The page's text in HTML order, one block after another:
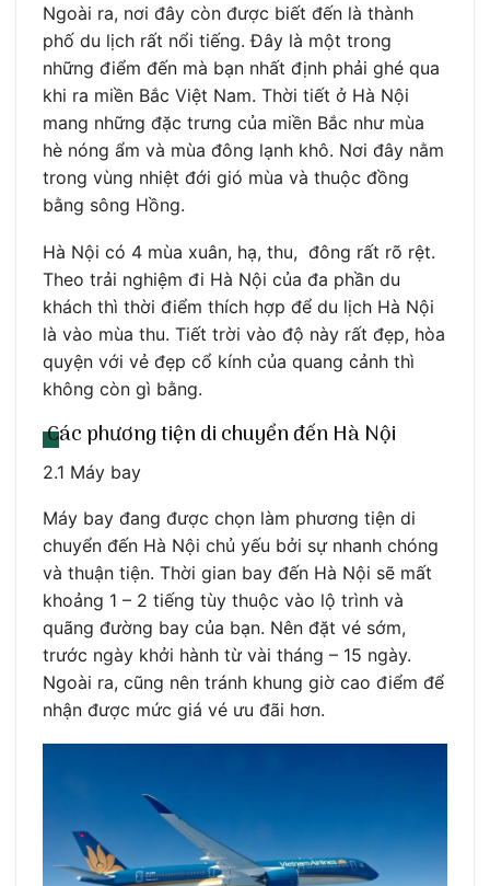
Ngoài ra, nơi đây còn được biết đến là thành
phố du lịch rất nổi tiếng. Đây là một trong
những điểm đến mà bạn nhất định phải ghé qua
khi ra miền Bắc Việt Nam. Thời tiết ở Hà Nội
mang những đặc trưng của miền Bắc như mùa
hè nóng ẩm và mùa đông lạnh khô. Nơi đây nằm
trong vùng nhiệt đới gió mùa và thuộc đồng
bằng sông Hồng.
Hà Nội có 4 mùa xuân, hạ, thu, đông rất rõ rệt.
Theo trải nghiệm đi Hà Nội của đa phần du
khách thì thời điểm thích hợp để du lịch Hà Nội
là vào mùa thu. Tiết trời vào độ này rất đẹp, hòa
quyện với vẻ đẹp cổ kính của quang cảnh thì
không còn gì bằng.
Các phương tiện di chuyển đến Hà Nội
2.1 Máy bay
Máy bay đang được chọn làm phương tiện di
chuyển đến Hà Nội chủ yếu bởi sự nhanh chóng
và thuận tiện. Thời gian bay đến Hà Nội sẽ mất
khoảng 1 – 2 tiếng tùy thuộc vào lộ trình và
quãng đường bay của bạn. Nên đặt vé sớm,
trước ngày khởi hành từ vài tháng – 15 ngày.
Ngoài ra, cũng nên tránh khung giờ cao điểm để
nhận được mức giá vé ưu đãi hơn.